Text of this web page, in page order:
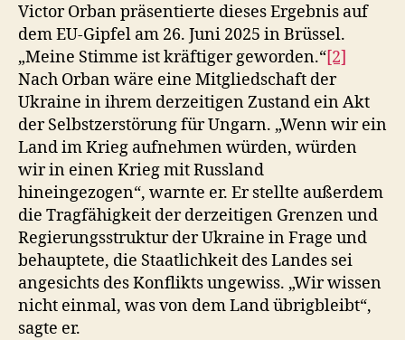
Victor Orban präsentierte dieses Ergebnis auf
dem EU-Gipfel am 26. Juni 2025 in Brüssel.
„Meine Stimme ist kräftiger geworden.“[2]
Nach Orban wäre eine Mitgliedschaft der
Ukraine in ihrem derzeitigen Zustand ein Akt
der Selbstzerstörung für Ungarn. „Wenn wir ein
Land im Krieg aufnehmen würden, würden
wir in einen Krieg mit Russland
hineingezogen“, warnte er. Er stellte außerdem
die Tragfähigkeit der derzeitigen Grenzen und
Regierungsstruktur der Ukraine in Frage und
behauptete, die Staatlichkeit des Landes sei
angesichts des Konflikts ungewiss. „Wir wissen
nicht einmal, was von dem Land übrigbleibt“,
sagte er.